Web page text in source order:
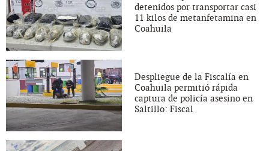
detenidos por transportar casi
11 kilos de metanfetamina en
Coahuila
Despliegue de la Fiscalía en
Coahuila permitió rápida
captura de policía asesino en
Saltillo: Fiscal